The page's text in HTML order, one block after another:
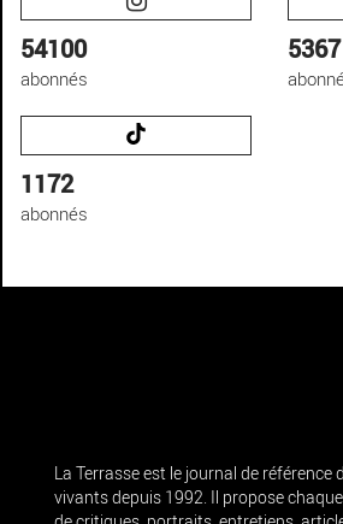
54100
abonnés
5367
1172
abonnés
La Terrasse est le journal de référence
vivants depuis 1992. Il propose